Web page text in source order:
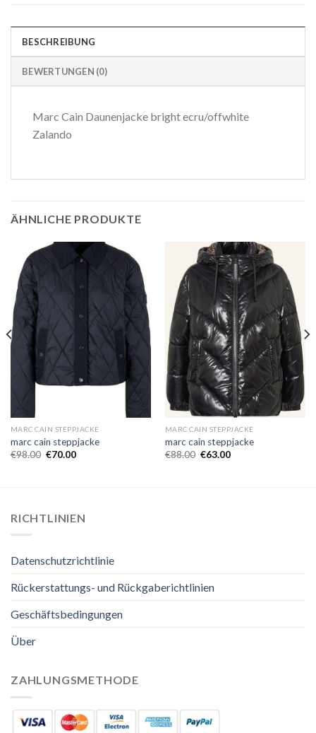
BESCHREIBUNG
BEWERTUNGEN (0)
Marc Cain Daunenjacke bright ecru/offwhite
Zalando
ÄHNLICHE PRODUKTE
MARC CAIN STEPPJACKE
marc cain steppjacke
€98.00 €70.00
MARC CAIN STEPPJACKE
marc cain steppjacke
€88.00 €63.00
RICHTLINIEN
Datenschutzrichtlinie
Rückerstattungs- und Rückgaberichtlinien
Geschäftsbedingungen
Über
ZAHLUNGSMETHODE